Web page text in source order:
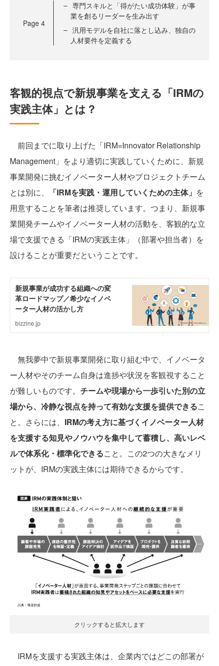
Page 4
専門スキルと「得がたい成功体験」が事
業を創るリーダーを生み出す
汎用モデルを自社に落とし込み、独自の
人材要件を定義する
客観的視点で新規事業を支える「IRMの
実践主体」とは？
前回までに取り上げた「IRM=Innovator Relationship
Management」をより適切に実践していくために、新規
事業開発に挑むイノベーター人材やプロジェクトチーム
とは別に、
「IRMを実践・運用していくための主体」 を
用意することを筆者は推奨しています。つまり、新規事
業開発チームやイノベーター人材の活動を、客観的な立
場で支援できる「IRMの実践主体」（部署や担当者）を
設けることが重要だということです。
無我夢中で新規事業開発に取り組む中で、イノベータ
ー人材やそのチーム自身は進捗や状況を客観視すること
が難しいものです。 チームや現場から一歩引いた別の立
場から、冷静な視点を持って有効な支援を提供できるこ
と。さらには、 IRMの考え方に基づくイノベーター人材
を支援する知見やノウハウを集中して蓄積し、高いレベ
ルで体系化・標準化できること。この2つの大きなメリ
ットが、IRMの実践主体には期待できるからです。
クリックすると拡大します
IRMを支援する実践主体は、企業内ではどこの部署が